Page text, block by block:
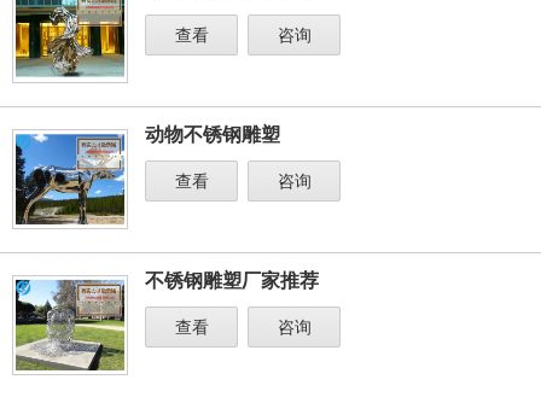
查看 咨询
动物不锈钢雕塑
查看 咨询
不锈钢雕塑厂家推荐
查看 咨询